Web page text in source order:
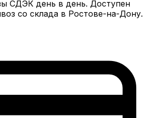
СДЭК день в день. Доступен
со склада в Ростове-на-Дону.